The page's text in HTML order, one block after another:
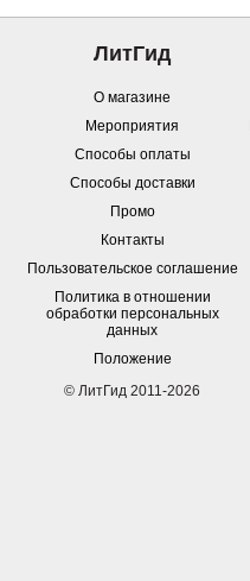
ЛитГид
О магазине
Мероприятия
Способы оплаты
Способы доставки
Промо
Контакты
Пользовательское соглашение
Политика в отношении
обработки персональных
данных
Положение
© ЛитГид 2011-2026